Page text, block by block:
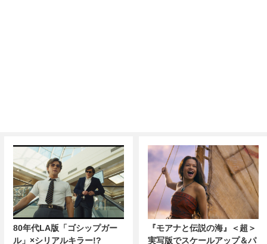
80年代LA版「ゴシップガー
ル」×シリアルキラー!?
『モアナと伝説の海』＜超＞
実写版でスケールアップ＆パ